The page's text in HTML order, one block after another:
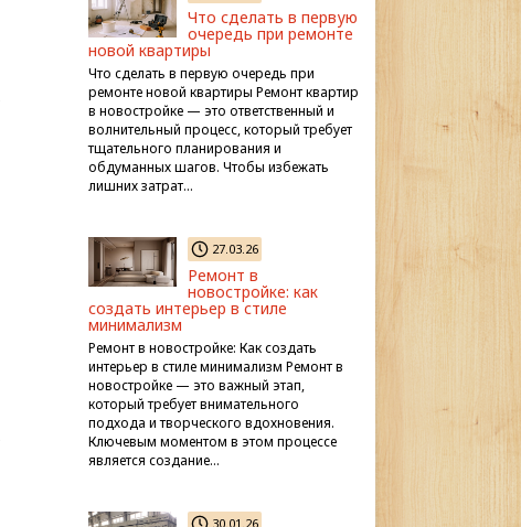
Что сделать в первую
очередь при ремонте
новой квартиры
Что сделать в первую очередь при
ремонте новой квартиры Ремонт квартир
в новостройке — это ответственный и
волнительный процесс, который требует
тщательного планирования и
обдуманных шагов. Чтобы избежать
лишних затрат…
27.03.26
Ремонт в
новостройке: как
создать интерьер в стиле
минимализм
Ремонт в новостройке: Как создать
интерьер в стиле минимализм Ремонт в
новостройке — это важный этап,
который требует внимательного
подхода и творческого вдохновения.
Ключевым моментом в этом процессе
является создание…
30.01.26